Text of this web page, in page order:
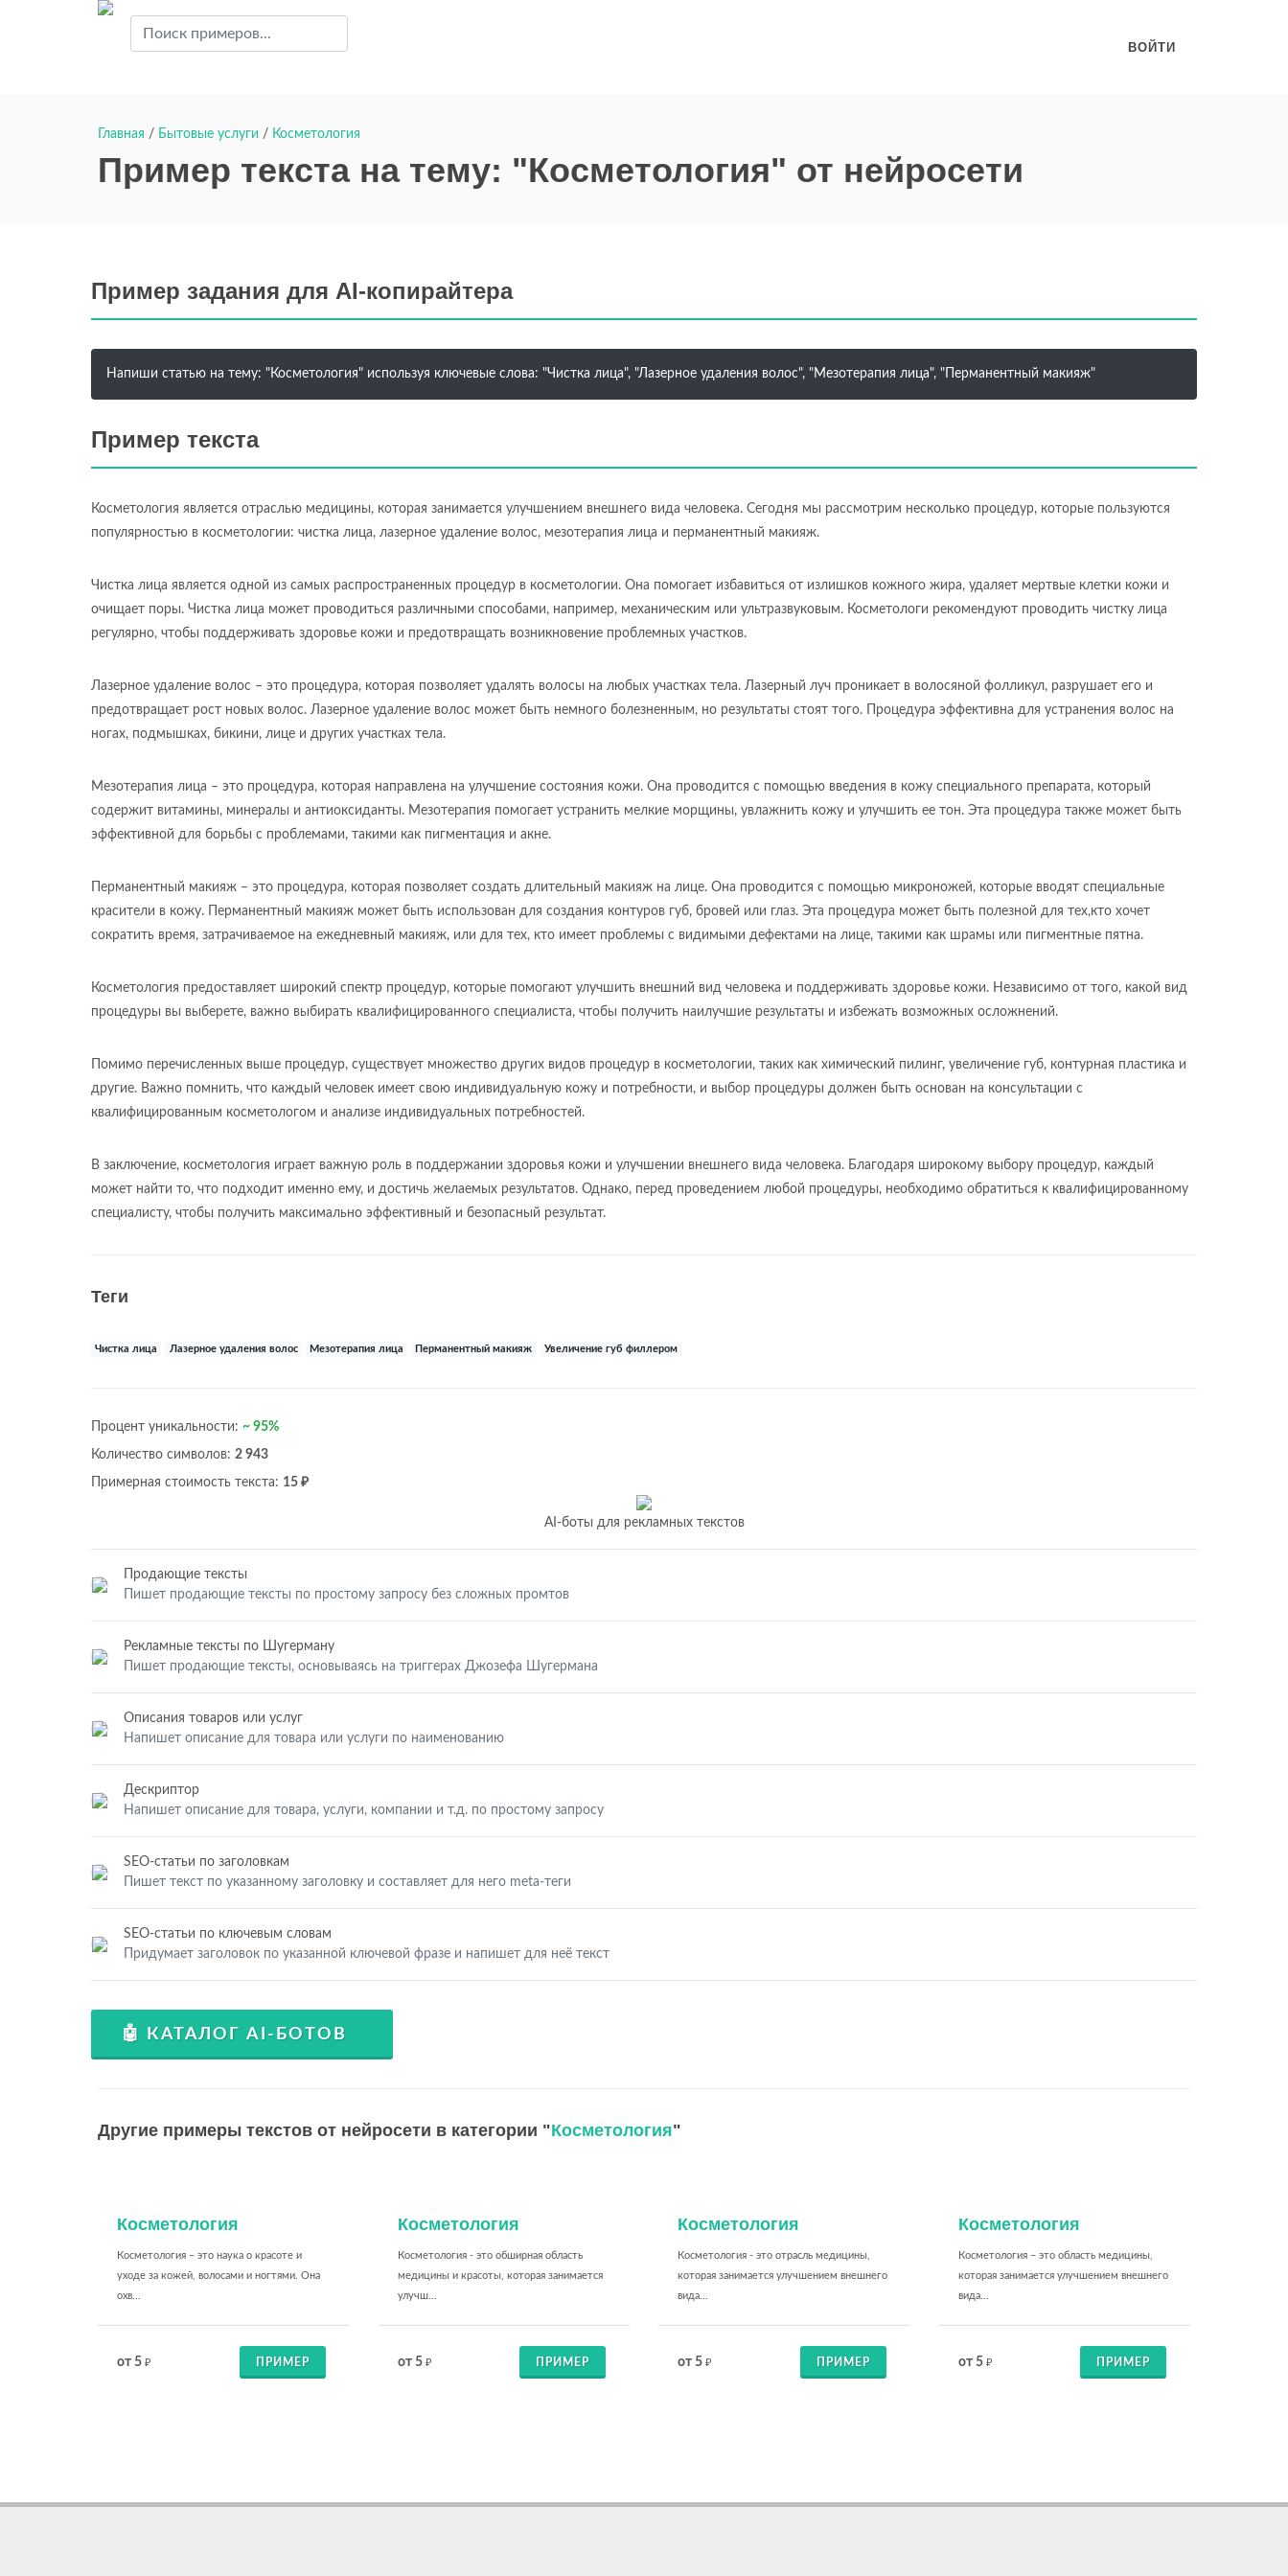
ВОЙТИ
Главная / Бытовые услуги / Косметология
Пример текста на тему: "Косметология" от нейросети
Пример задания для AI-копирайтера
Напиши статью на тему: "Косметология" используя ключевые слова: "Чистка лица", "Лазерное удаления волос", "Мезотерапия лица", "Перманентный макияж"
Пример текста
Косметология является отраслью медицины, которая занимается улучшением внешнего вида человека. Сегодня мы рассмотрим несколько процедур, которые пользуются
популярностью в косметологии: чистка лица, лазерное удаление волос, мезотерапия лица и перманентный макияж.
Чистка лица является одной из самых распространенных процедур в косметологии. Она помогает избавиться от излишков кожного жира, удаляет мертвые клетки кожи и
очищает поры. Чистка лица может проводиться различными способами, например, механическим или ультразвуковым. Косметологи рекомендуют проводить чистку лица
регулярно, чтобы поддерживать здоровье кожи и предотвращать возникновение проблемных участков.
Лазерное удаление волос – это процедура, которая позволяет удалять волосы на любых участках тела. Лазерный луч проникает в волосяной фолликул, разрушает его и
предотвращает рост новых волос. Лазерное удаление волос может быть немного болезненным, но результаты стоят того. Процедура эффективна для устранения волос на
ногах, подмышках, бикини, лице и других участках тела.
Мезотерапия лица – это процедура, которая направлена на улучшение состояния кожи. Она проводится с помощью введения в кожу специального препарата, который
содержит витамины, минералы и антиоксиданты. Мезотерапия помогает устранить мелкие морщины, увлажнить кожу и улучшить ее тон. Эта процедура также может быть
эффективной для борьбы с проблемами, такими как пигментация и акне.
Перманентный макияж – это процедура, которая позволяет создать длительный макияж на лице. Она проводится с помощью микроножей, которые вводят специальные
красители в кожу. Перманентный макияж может быть использован для создания контуров губ, бровей или глаз. Эта процедура может быть полезной для тех,кто хочет
сократить время, затрачиваемое на ежедневный макияж, или для тех, кто имеет проблемы с видимыми дефектами на лице, такими как шрамы или пигментные пятна.
Косметология предоставляет широкий спектр процедур, которые помогают улучшить внешний вид человека и поддерживать здоровье кожи. Независимо от того, какой вид
процедуры вы выберете, важно выбирать квалифицированного специалиста, чтобы получить наилучшие результаты и избежать возможных осложнений.
Помимо перечисленных выше процедур, существует множество других видов процедур в косметологии, таких как химический пилинг, увеличение губ, контурная пластика и
другие. Важно помнить, что каждый человек имеет свою индивидуальную кожу и потребности, и выбор процедуры должен быть основан на консультации с
квалифицированным косметологом и анализе индивидуальных потребностей.
В заключение, косметология играет важную роль в поддержании здоровья кожи и улучшении внешнего вида человека. Благодаря широкому выбору процедур, каждый
может найти то, что подходит именно ему, и достичь желаемых результатов. Однако, перед проведением любой процедуры, необходимо обратиться к квалифицированному
специалисту, чтобы получить максимально эффективный и безопасный результат.
Теги
Чистка лица Лазерное удаления волос Мезотерапия лица Перманентный макияж Увеличение губ филлером
Процент уникальности: ~ 95%
Количество символов: 2 943
Примерная стоимость текста: 15 ₽
AI-боты для рекламных текстов
Продающие тексты
Пишет продающие тексты по простому запросу без сложных промтов
Рекламные тексты по Шугерману
Пишет продающие тексты, основываясь на триггерах Джозефа Шугермана
Описания товаров или услуг
Напишет описание для товара или услуги по наименованию
Дескриптор
Напишет описание для товара, услуги, компании и т.д. по простому запросу
SEO-статьи по заголовкам
Пишет текст по указанному заголовку и составляет для него meta-теги
SEO-статьи по ключевым словам
Придумает заголовок по указанной ключевой фразе и напишет для неё текст
🤖 КАТАЛОГ AI-БОТОВ
Другие примеры текстов от нейросети в категории "Косметология"
Косметология
Косметология – это наука о красоте и
уходе за кожей, волосами и ногтями. Она
охв...
от 5 ₽ ПРИМЕР
Косметология
Косметология - это обширная область
медицины и красоты, которая занимается
улучш...
от 5 ₽ ПРИМЕР
Косметология
Косметология - это отрасль медицины,
которая занимается улучшением внешнего
вида...
от 5 ₽ ПРИМЕР
Косметология
Косметология – это область медицины,
которая занимается улучшением внешнего
вида...
от 5 ₽ ПРИМЕР